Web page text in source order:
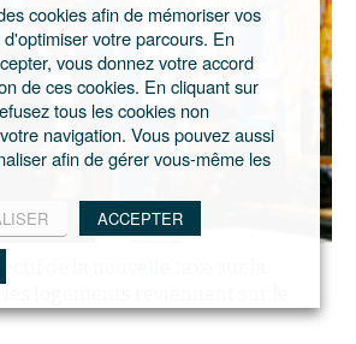
de la nouvelle taxe sur la
les logements reviennent sur le
cookies afin de mémoriser vos
votre parcours. En
vous donnez votre accord
de ces cookies. En cliquant sur
tous les cookies non
navigation. Vous pouvez aussi
afin de gérer vous-même les
ACCEPTER